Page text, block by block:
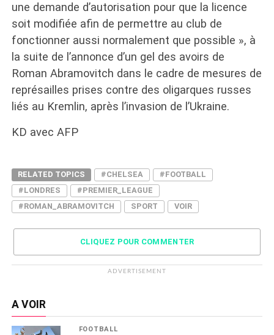
une demande d’autorisation pour que la licence
soit modifiée afin de permettre au club de
fonctionner aussi normalement que possible », à
la suite de l’annonce d’un gel des avoirs de
Roman Abramovitch dans le cadre de mesures de
représailles prises contre des oligarques russes
liés au Kremlin, après l’invasion de l’Ukraine.
KD avec AFP
RELATED TOPICS #CHELSEA
#FOOTBALL
#LONDRES
#PREMIER_LEAGUE
#ROMAN_ABRAMOVITCH
SPORT VOIR
CLIQUEZ POUR COMMENTER
ADVERTISEMENT
A VOIR
FOOTBALL